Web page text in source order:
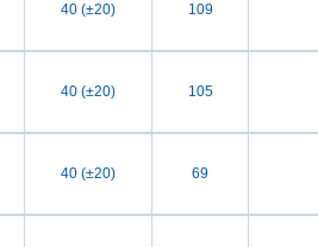
40 (±20) 109
40 (±20) 105
40 (±20) 69